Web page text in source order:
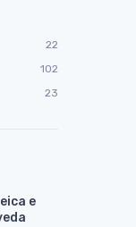
22
102
23
e